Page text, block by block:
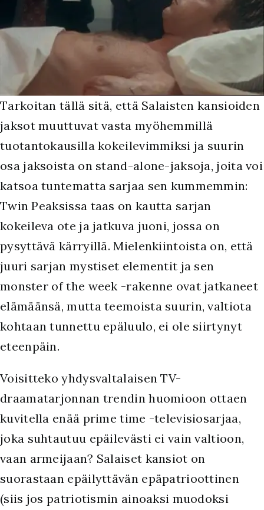
Tarkoitan tällä sitä, että Salaisten kansioiden
jaksot muuttuvat vasta myöhemmillä
tuotantokausilla kokeilevimmiksi ja suurin
osa jaksoista on stand-alone-jaksoja, joita voi
katsoa tuntematta sarjaa sen kummemmin:
Twin Peaksissa taas on kautta sarjan
kokeileva ote ja jatkuva juoni, jossa on
pysyttävä kärryillä. Mielenkiintoista on, että
juuri sarjan mystiset elementit ja sen
monster of the week -rakenne ovat jatkaneet
elämäänsä, mutta teemoista suurin, valtiota
kohtaan tunnettu epäluulo, ei ole siirtynyt
eteenpäin.
Voisitteko yhdysvaltalaisen TV-
draamatarjonnan trendin huomioon ottaen
kuvitella enää prime time -televisiosarjaa,
joka suhtautuu epäilevästi ei vain valtioon,
vaan armeijaan? Salaiset kansiot on
suorastaan epäilyttävän epäpatrioottinen
(siis jos patriotismin ainoaksi muodoksi